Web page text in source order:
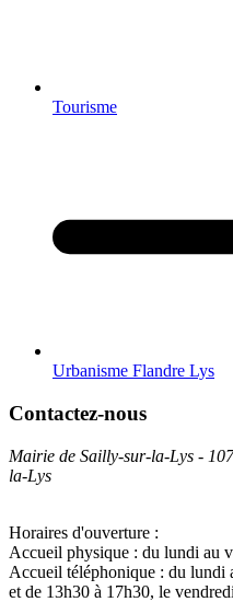
Tourisme
Urbanisme Flandre Lys
Contactez-nous
Mairie de Sailly-sur-la-Lys -
la-Lys
Horaires d'ouverture :
Accueil physique : du lundi au
Accueil téléphonique : du lundi
et de 13h30 à 17h30, le